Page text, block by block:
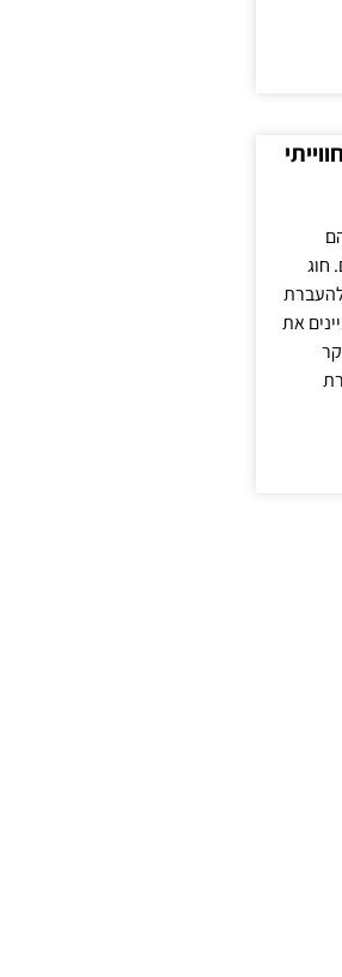
חוג
להעברת
את